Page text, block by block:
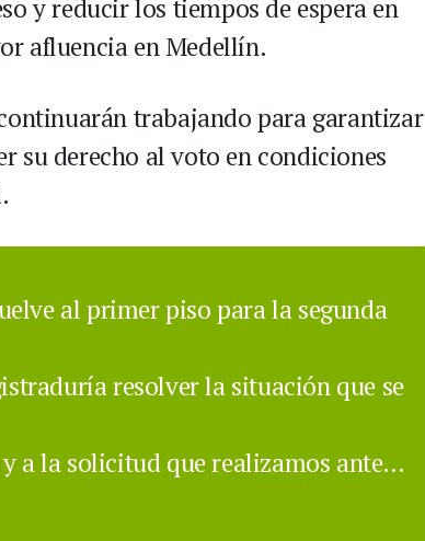
y reducir los tiempos de espera en
afluencia en Medellín.
trabajando para garantizar
su derecho al voto en condiciones
al primer piso para la segunda
resolver la situación que se
a la solicitud que realizamos ante…